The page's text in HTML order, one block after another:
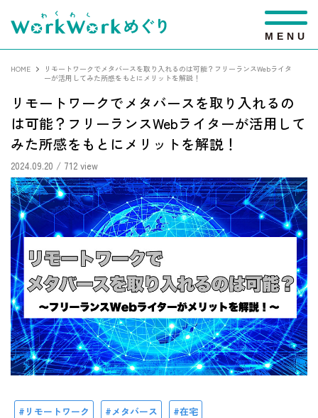
M E N U
HOME
リモートワークでメタバースを取り入れるのは可能？フリーランスWebライタ
ーが活用してみた所感をもとにメリットを解説！
リモートワークでメタバースを取り入れるの
は可能？フリーランスWebライターが活用して
みた所感をもとにメリットを解説！
2024.09.20 / 712 view
リモートワーク メタバース 在宅